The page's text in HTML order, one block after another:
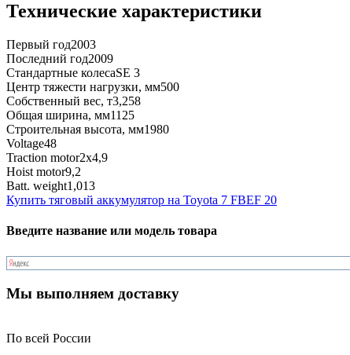
Технические характеристики
Первый год2003
Последний год2009
Стандартные колесаSE 3
Центр тяжести нагрузки, мм500
Собственный вес, т3,258
Общая ширина, мм1125
Строительная высота, мм1980
Voltage48
Traction motor2x4,9
Hoist motor9,2
Batt. weight1,013
Купить тяговый аккумулятор на Toyota 7 FBEF 20
Введите название или модель товара
Мы выполняем доставку
По всей России